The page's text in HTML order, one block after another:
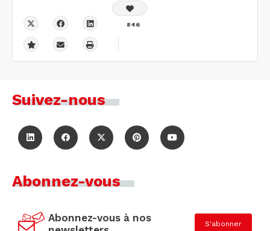
846
Suivez-nous
Abonnez-vous
Abonnez-vous à nos
S'abonner